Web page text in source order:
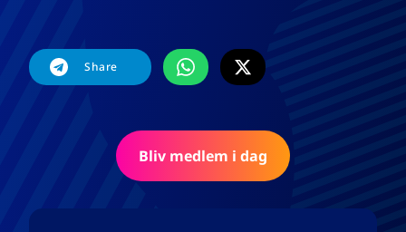
Share
Bliv medlem i dag